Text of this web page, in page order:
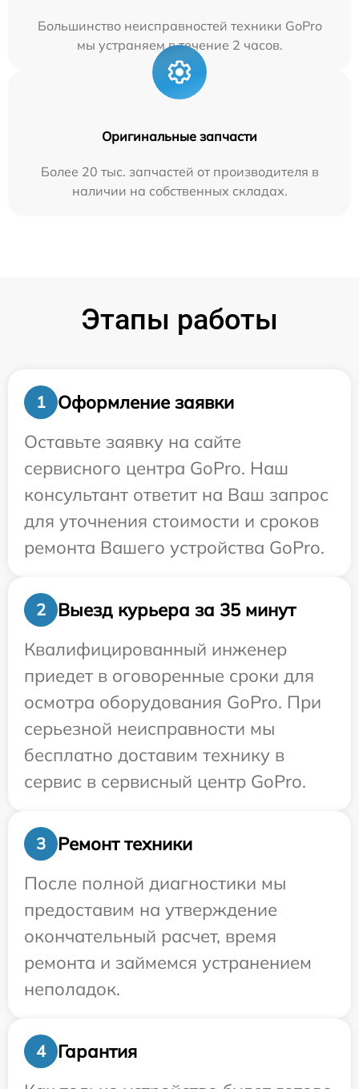
Большинство неисправностей техники GoPro
мы устраняем в течение 2 часов.
Оригинальные запчасти
Более 20 тыс. запчастей от производителя в
наличии на собственных складах.
Этапы работы
1
Оформление заявки
Оставьте заявку на сайте
сервисного центра GoPro. Наш
консультант ответит на Ваш запрос
для уточнения стоимости и сроков
ремонта Вашего устройства GoPro.
2
Выезд курьера за 35 минут
Квалифицированный инженер
приедет в оговоренные сроки для
осмотра оборудования GoPro. При
серьезной неисправности мы
бесплатно доставим технику в
сервис в сервисный центр GoPro.
3
Ремонт техники
После полной диагностики мы
предоставим на утверждение
окончательный расчет, время
ремонта и займемся устранением
неполадок.
4
Гарантия